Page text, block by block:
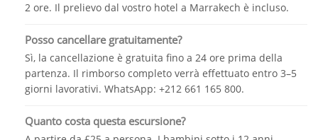
2 ore. Il prelievo dal vostro hotel a Marrakech è incluso.
Posso cancellare gratuitamente?
Sì, la cancellazione è gratuita fino a 24 ore prima della
partenza. Il rimborso completo verrà effettuato entro 3–5
giorni lavorativi. WhatsApp: +212 661 165 800.
Quanto costa questa escursione?